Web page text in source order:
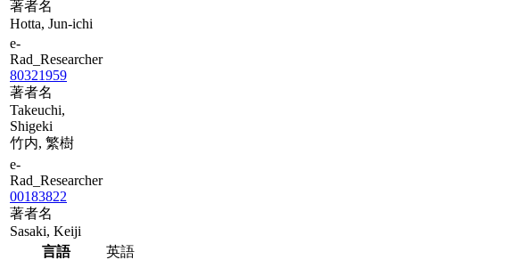
著者名
Hotta, Jun-ichi
e-
Rad_Researcher
80321959
著者名
Takeuchi,
Shigeki
竹内, 繁樹
e-
Rad_Researcher
00183822
著者名
Sasaki, Keiji
言語
英語